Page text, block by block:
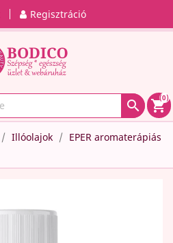
Regisztráció
 shopping_cart
(0)
Illóolajok
EPER aromaterápiás